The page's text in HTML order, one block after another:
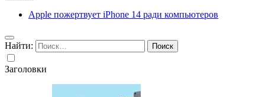
Apple пожертвует iPhone 14 ради компьютеров
Найти:
Заголовки